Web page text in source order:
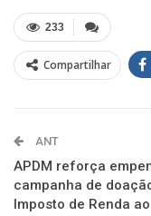
em
nova
janela)
em
nova
janela)
233
Compartilhar
ANT
APDM reforça
campanha de
Imposto de Renda ao